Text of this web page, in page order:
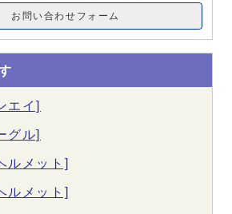
お問い合わせフォーム
エイ]
グル]
ルメット]
ルメット]